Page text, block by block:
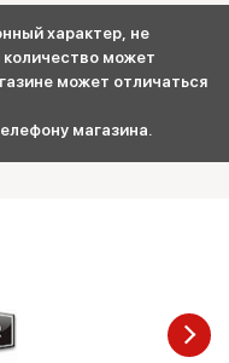
характер, не
может
может отличаться
магазина.